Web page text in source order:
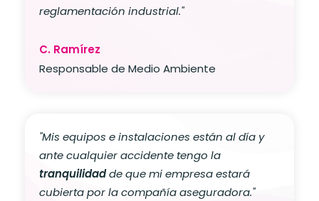
reglamentación industrial."
C. Ramírez
Responsable de Medio Ambiente
"Mis equipos e instalaciones están al día y
ante cualquier accidente tengo la
tranquilidadde que mi empresa estará
cubierta por la compañía aseguradora."